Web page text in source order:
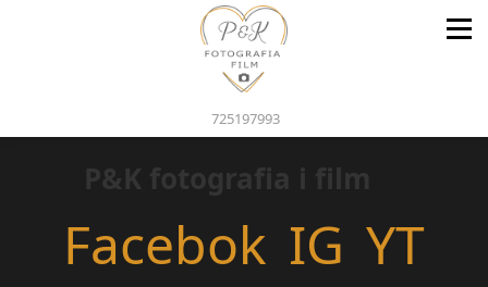
725197993
P&K fotografia i film
Facebok IG YT